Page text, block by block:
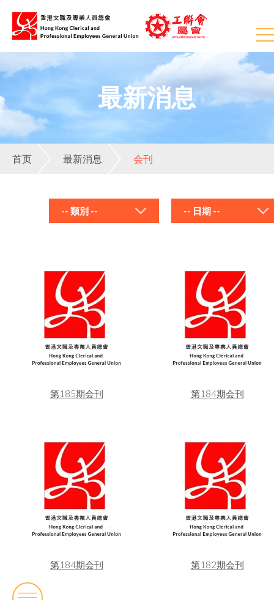
最新消息
首页 最新消息 会刊
-- 類別 --
第185期会刊 第184期会刊
第184期会刊 第182期会刊